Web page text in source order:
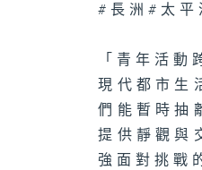
#長洲#太平
「青年活動
現代都市生
們能暫時抽
提供靜觀與
強面對挑戰